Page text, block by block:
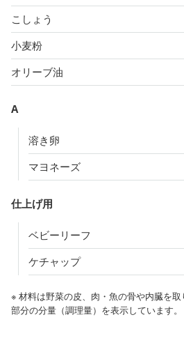
こしょう
小麦粉
オリーブ油
A
溶き卵
マヨネーズ
仕上げ用
ベビーリーフ
ケチャップ
※ 材料は野菜の皮、肉・魚の骨や内臓を
部分の分量（調理量）を表示しています。